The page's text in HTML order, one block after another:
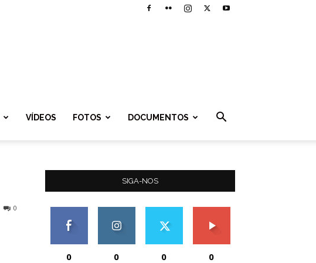
VÍDEOS FOTOS DOCUMENTOS
0
SIGA-NOS
0 0 0 0